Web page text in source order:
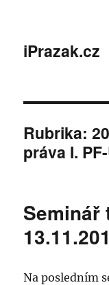
iPrazak.cz
Rubrika:
práva I.
Seminář
Na posledním